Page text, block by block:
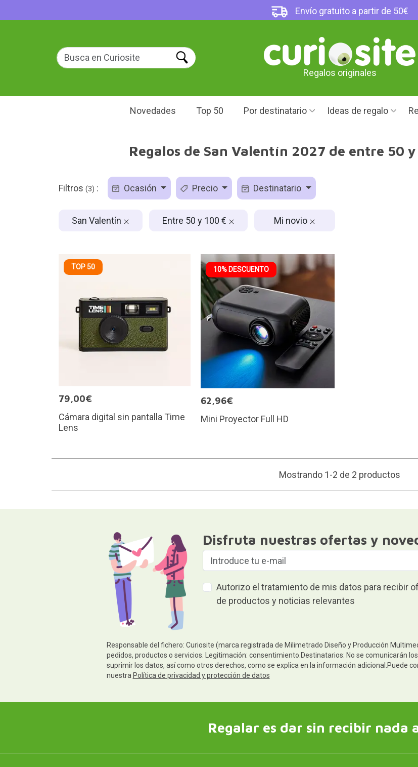
Envío gratuito a partir de 50€
Regalos originales
Novedades Top 50 Por destinatario Ideas de regalo
Regalos de San Valentín 2027 de entre 50
Filtros (3) : Ocasión Precio Destinatario
San Valentín Entre 50 y 100 € Mi novio
TOP 50
79,00€
Cámara digital sin pantalla Time
Lens
10% DESCUENTO
62,96€
Mini Proyector Full HD
Mostrando 1-2 de 2 productos
Disfruta nuestras ofertas y
Autorizo el tratamiento de mis datos para recibir
de productos y noticias relevantes
Responsable del fichero: Curiosite (marca registrada de Milimetrado Diseño y Producción
pedidos, productos o servicios. Legitimación: consentimiento.Destinatarios: No se comunicarán
suprimir los datos, así como otros derechos, como se explica en la información adicional.Puede
nuestra Política de privacidad y protección de datos
Regalar es dar sin recibir nada